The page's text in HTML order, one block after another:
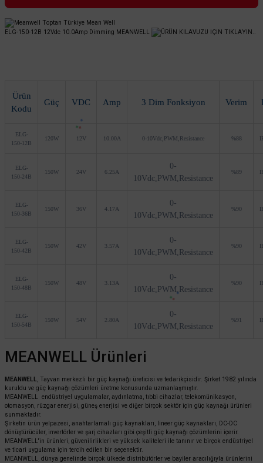
ELG-150-12B 12Vdc 10.0Amp Dimming MEANWELL ÜRÜN KILAVUZU İÇİN TIKLAYIN..
Ürün
Kodu
Güç VDC Amp 3 Dim Fonksiyon Verim
ELG-
150-12B
120W 12V 10.00A 0-10Vdc,PWM,Resistance %88
ELG-
150-24B
150W 24V 6.25A
0-
10Vdc,PWM,Resistance
%89
ELG-
150-36B
150W 36V 4.17A
0-
10Vdc,PWM,Resistance
%90
ELG-
150-42B
150W 42V 3.57A
0-
10Vdc,PWM,Resistance
%90
ELG-
150-48B
150W 48V 3.13A
0-
10Vdc,PWM,Resistance
%90
ELG-
150-54B
150W 54V 2.80A
0-
10Vdc,PWM,Resistance
%91
MEANWELL Ürünleri
MEANWELL
, Tayvan merkezli bir güç kaynağı üreticisi ve tedarikçisidir. Şirket 1982 yılında
kuruldu ve güç kaynağı çözümleri üretme konusunda uzmanlaşmıştır.
MEANWELL endüstriyel uygulamalar, aydınlatma, tıbbi cihazlar, telekomünikasyon,
otomasyon, rüzgar enerjisi, güneş enerjisi ve diğer birçok sektör için güç kaynağı ürünleri
sunmaktadır.
Şirketin ürün yelpazesi, anahtarlamalı güç kaynakları, lineer güç kaynakları, DC-DC
dönüştürücüler, invertörler ve şarj cihazları gibi çeşitli güç kaynağı çözümlerini içerir.
MEANWELL'in ürünleri, güvenilirlikleri ve yüksek kaliteleri ile tanınır ve birçok endüstriyel
ve ticari uygulama için tercih edilen bir seçenektir.
MEANWELL, dünya genelinde birçok ülkede distribütörler ve bayiler aracılığıyla ürünlerini